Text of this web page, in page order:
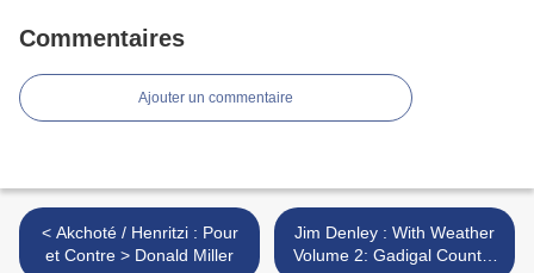
Commentaires
Ajouter un commentaire
< Akchoté / Henritzi : Pour
et Contre > Donald Miller
Jim Denley : With Weather
Volume 2: Gadigal Country